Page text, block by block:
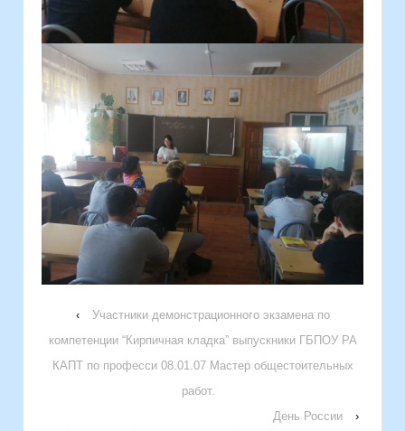
‹
Участники демонстрационного экзамена по
компетенции “Кирпичная кладка” выпускники ГБПОУ РА
КАПТ по професси 08.01.07 Мастер общестоительных
работ.
День России
›